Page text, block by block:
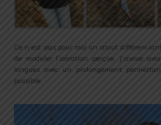
Ce n’est pas pour moi un atout
de moduler l’aération perçue. J’avoue
longues avec un prolongement
possible.